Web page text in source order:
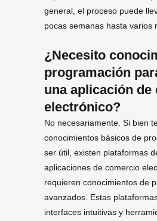
general, el proceso puede
pocas semanas hasta varios
¿Necesito
programación
una aplicación de
electrónico?
No necesariamente. Si bien
conocimientos básicos de
ser útil, existen plataformas
aplicaciones de comercio
requieren conocimientos de
avanzados. Estas
interfaces intuitivas y